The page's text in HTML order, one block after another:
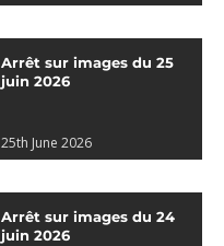
Arrêt sur images du 25
juin 2026
25th June 2026
Arrêt sur images du 24
juin 2026